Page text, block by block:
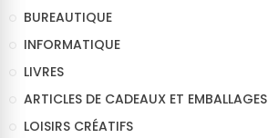
BUREAUTIQUE
INFORMATIQUE
LIVRES
ARTICLES DE CADEAUX ET EMBALLAGES
LOISIRS CRÉATIFS